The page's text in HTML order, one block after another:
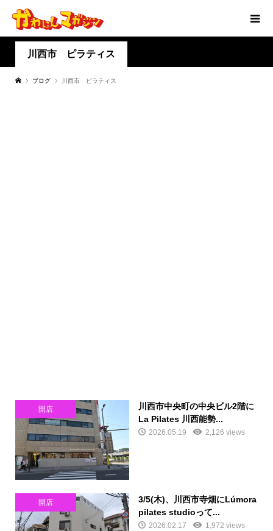
川西市 ピラティス
ブログ 川西市 ピラティス
開店
川西市中央町の中央ビル2階に
La Pilates 川西能勢...
2026.05.19 2,126 views
開店
3/5(木)、川西市寺畑にLúmora
pilates studioって...
2026.02.17 1,972 views